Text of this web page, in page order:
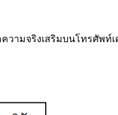
ความจริงเสริมบนโทรศัพ